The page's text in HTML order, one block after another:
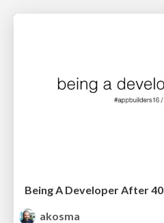
Being A Developer After 40
akosma